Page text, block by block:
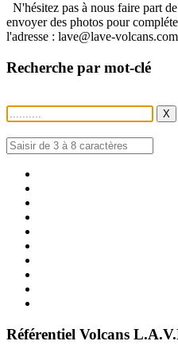
N'hésitez pas à nous faire part
envoyer des photos pour
l'adresse : lave@lave-volcans.com
Recherche par mot-clé
X
Référentiel Volcans